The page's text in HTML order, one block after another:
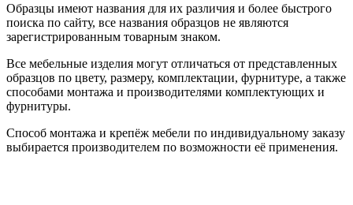
Образцы имеют названия для их различия и более быстрого
поиска по сайту, все названия образцов не являются
зарегистрированным товарным знаком.
Все мебельные изделия могут отличаться от представленных
образцов по цвету, размеру, комплектации, фурнитуре, а также
способами монтажа и производителями комплектующих и
фурнитуры.
Способ монтажа и крепёж мебели по индивидуальному заказу
выбирается производителем по возможности её применения.